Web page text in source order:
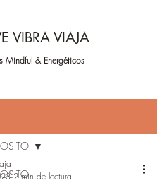
VIBRA VIAJA
Mindful & Energéticos
2 min de lectura